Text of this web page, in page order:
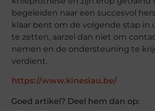
begeleiden naar een succesvol
klaar bent om de volgende stap in
te zetten, aarzel dan niet om
nemen en de ondersteuning te
verdient.
https://www.kinesiau.be/
Goed artikel? Deel hem dan op: